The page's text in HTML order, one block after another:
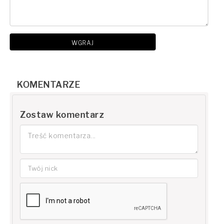
WGRAJ
KOMENTARZE
Zostaw komentarz